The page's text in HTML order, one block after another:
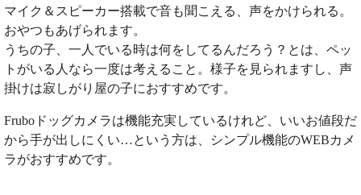
マイク＆スピーカー搭載で音も聞こえる、声をかけられる。
おやつもあげられます。
うちの子、一人でいる時は何をしてるんだろう？とは、ペッ
トがいる人なら一度は考えること。様子を見られますし、声
掛けは寂しがり屋の子におすすめです。
Fruboドッグカメラは機能充実しているけれど、いいお値段だ
から手が出しにくい…という方は、シンプル機能のWEBカメ
ラがおすすめです。